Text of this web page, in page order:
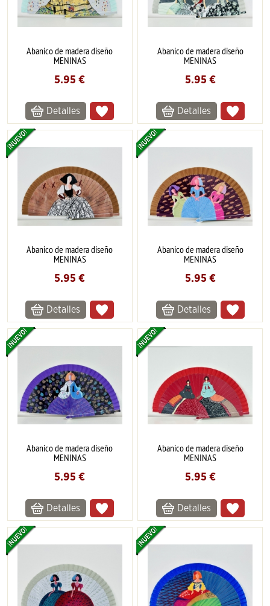
Abanico de madera diseño
MENINAS
5.95 €
Detalles
Abanico de madera diseño
MENINAS
5.95 €
Detalles
Abanico de madera diseño
MENINAS
5.95 €
Detalles
Abanico de madera diseño
MENINAS
5.95 €
Detalles
Abanico de madera diseño
MENINAS
5.95 €
Detalles
Abanico de madera diseño
MENINAS
5.95 €
Detalles